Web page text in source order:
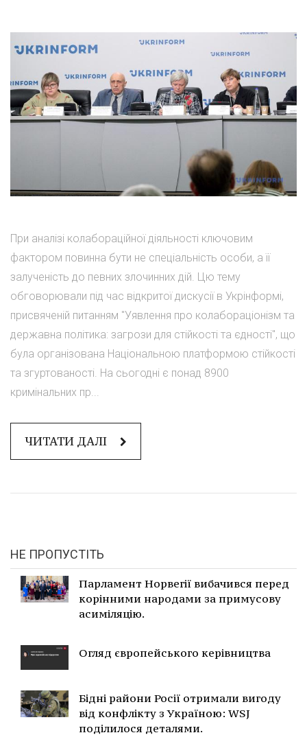
При аналізі колабораційної діяльності ключовим
фактором повинна бути не спеціальність особи, а її
залученість до певних злочинних дій. Цю тему
обговорювали під час відкритої дискусії в Укрінформі,
присвяченій питанням "Уявлення про колабораціонізм та
державна політика: загрози для стійкості та єдності", що
була організована Національною платформою стійкості
та згуртованості. На сьогодні є понад 8900
кримінальних пр...
ЧИТАТИ ДАЛІ
НЕ ПРОПУСТІТЬ
Парламент Норвегії вибачився перед
корінними народами за примусову
асиміляцію.
Огляд європейського керівництва
Бідні райони Росії отримали вигоду
від конфлікту з Україною: WSJ
поділилося деталями.